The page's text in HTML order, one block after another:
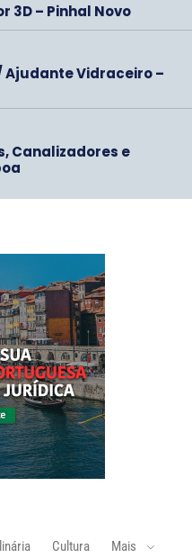
– Pinhal Novo
Vidraceiro –
Canalizadores e
Cultura Mais